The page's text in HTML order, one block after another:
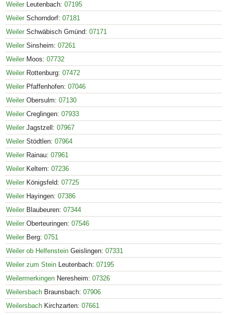
Weiler Leutenbach: 07195
Weiler Schorndorf: 07181
Weiler Schwäbisch Gmünd: 07171
Weiler Sinsheim: 07261
Weiler Moos: 07732
Weiler Rottenburg: 07472
Weiler Pfaffenhofen: 07046
Weiler Obersulm: 07130
Weiler Creglingen: 07933
Weiler Jagstzell: 07967
Weiler Stödtlen: 07964
Weiler Rainau: 07961
Weiler Keltern: 07236
Weiler Königsfeld: 07725
Weiler Hayingen: 07386
Weiler Blaubeuren: 07344
Weiler Oberteuringen: 07546
Weiler Berg: 0751
Weiler ob Helfenstein Geislingen: 07331
Weiler zum Stein Leutenbach: 07195
Weilermerkingen Neresheim: 07326
Weilersbach Braunsbach: 07906
Weilersbach Kirchzarten: 07661